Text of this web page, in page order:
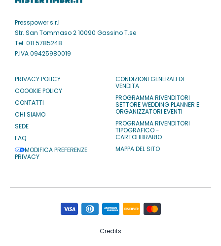
Presspower s.r.l
Str. San Tommaso 2 10090 Gassino T.se
Tel: 011.5785248
P.IVA 09425980019
PRIVACY POLICY
COOOKIE POLICY
CONTATTI
CHI SIAMO
SEDE
FAQ
MODIFICA PREFERENZE
PRIVACY
CONDIZIONI GENERALI DI
VENDITA
PROGRAMMA RIVENDITORI
SETTORE WEDDING PLANNER E
ORGANIZZATORI EVENTI
PROGRAMMA RIVENDITORI
TIPOGRAFICO -
CARTOLIBRARIO
MAPPA DEL SITO
Credits